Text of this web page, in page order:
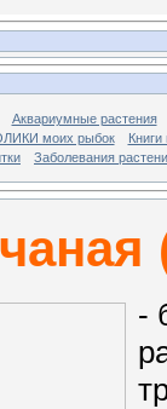
Аквариумные растения
моих рыбок
Заболевания
-